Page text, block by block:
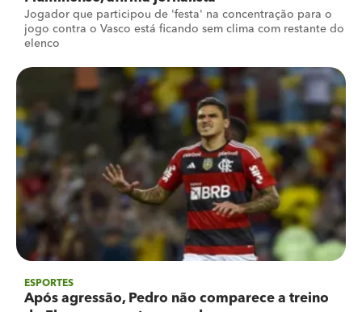
Jogador que participou de 'festa' na concentração para o
jogo contra o Vasco está ficando sem clima com restante do
elenco
ESPORTES
Após agressão, Pedro não comparece a treino